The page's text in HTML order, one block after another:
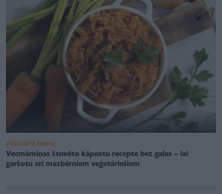
VEĢETĀRIE ĒDIENI
Vecmāmiņas štovēto kāpostu recepte bez gaļas – lai
garšotu arī mazbērniem veģetāriešiem